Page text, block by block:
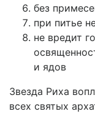
без
при питье
не вредит
и ядов
Звезда Риха
всех святых